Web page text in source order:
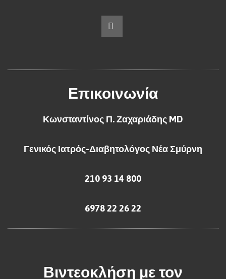
Επικοινωνία
Κωνσταντίνος Π. Ζαχαριάδης MD
Γενικός Ιατρός-Διαβητολόγος Νέα Σμύρνη
210 93 14 800
6978 22 26 22
Βιντεοκλήση με τον